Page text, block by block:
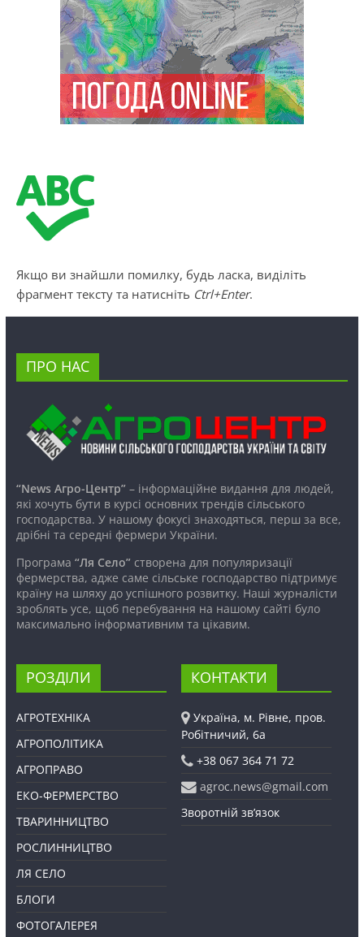
Якщо ви знайшли помилку, будь ласка, виділіть
фрагмент тексту та натисніть Ctrl+Enter.
ПРО НАС
“News Агро-Центр”– інформаційне видання для людей,
які хочуть бути в курсі основних трендів сільського
господарства. У нашому фокусі знаходяться, перш за все,
дрібні та середні фермери України.
Програма “Ля Село”створена для популяризації
фермерства, адже саме сільське господарство підтримує
країну на шляху до успішного розвитку. Наші журналісти
зроблять усе, щоб перебування на нашому сайті було
максимально інформативним та цікавим.
РОЗДІЛИ
АГРОТЕХНІКА
АГРОПОЛІТИКА
АГРОПРАВО
ЕКО-ФЕРМЕРСТВО
ТВАРИННИЦТВО
РОСЛИННИЦТВО
ЛЯ СЕЛО
БЛОГИ
ФОТОГАЛЕРЕЯ
КОНТАКТИ
Україна, м. Рівне, пров.
Робітничий, 6а
+38 067 364 71 72
agroc.news@gmail.com
Зворотній зв’язок